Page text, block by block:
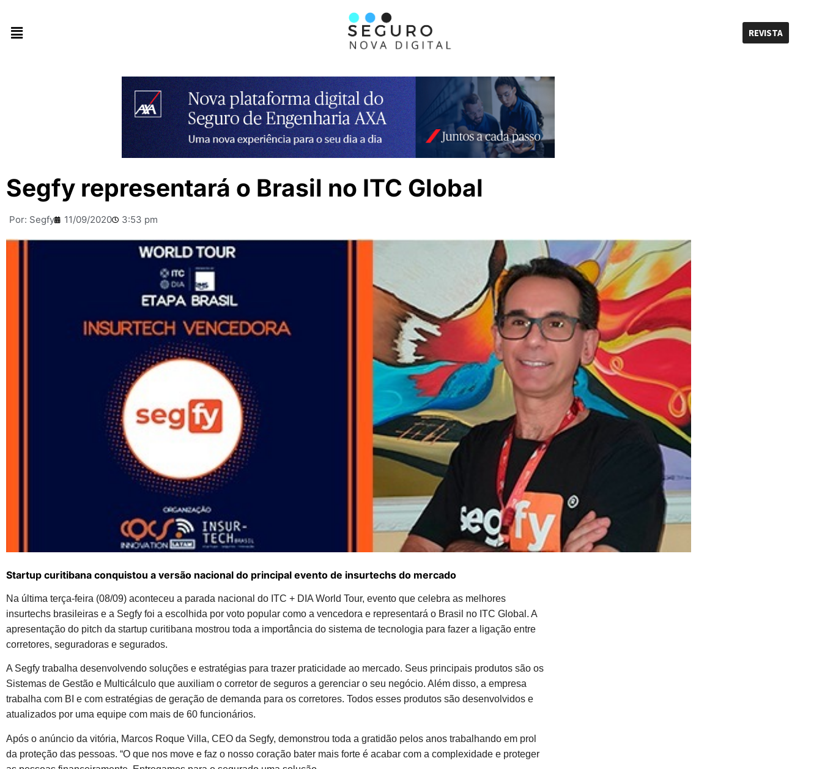
REVISTA
Segfy representará o Brasil no ITC Global
Por: Segfy 11/09/2020 3:53 pm
Startup curitibana conquistou a versão nacional do principal evento de insurtechs do mercado
Na última terça-feira (08/09) aconteceu a parada nacional do ITC + DIA World Tour, evento que celebra as melhores
insurtechs brasileiras e a Segfy foi a escolhida por voto popular como a vencedora e representará o Brasil no ITC Global. A
apresentação do pitch da startup curitibana mostrou toda a importância do sistema de tecnologia para fazer a ligação entre
corretores, seguradoras e segurados.
A Segfy trabalha desenvolvendo soluções e estratégias para trazer praticidade ao mercado. Seus principais produtos são os
Sistemas de Gestão e Multicálculo que auxiliam o corretor de seguros a gerenciar o seu negócio. Além disso, a empresa
trabalha com BI e com estratégias de geração de demanda para os corretores. Todos esses produtos são desenvolvidos e
atualizados por uma equipe com mais de 60 funcionários.
Após o anúncio da vitória, Marcos Roque Villa, CEO da Segfy, demonstrou toda a gratidão pelos anos trabalhando em prol
da proteção das pessoas. “O que nos move e faz o nosso coração bater mais forte é acabar com a complexidade e proteger